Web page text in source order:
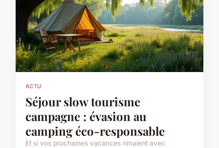
ACTU
Séjour slow tourisme
campagne : évasion au
camping éco-responsable
Et si vos prochaines vacances rimaient avec